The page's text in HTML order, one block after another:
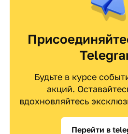
Будьте в курсе
акций.
вдохновляйтесь
Перейти в